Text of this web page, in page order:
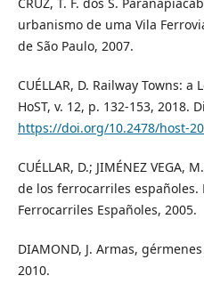
urbanismo de uma Vila
de São Paulo, 2007.
CUÉLLAR, D. Railway Towns:
HoST, v. 12, p. 132-153, 2018.
https://doi.org/10.2478/host-
CUÉLLAR, D.; JIMÉNEZ VEGA,
de los ferrocarriles
Ferrocarriles Españoles, 2005.
DIAMOND, J. Armas,
2010.